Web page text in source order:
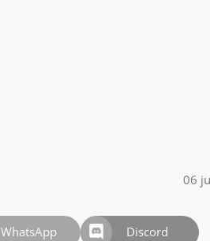
06
WhatsApp Discord